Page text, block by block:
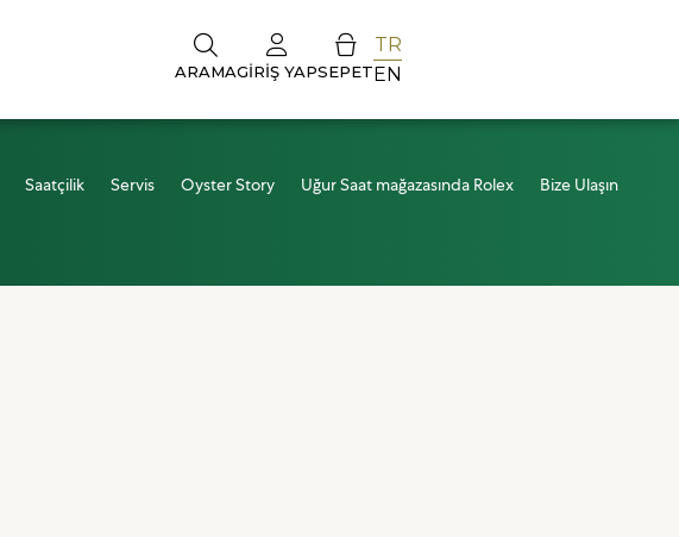
ARAMAGIRIŞ YAPSEPET
TR
EN
Saatçilik Servis Oyster Story Uğur Saat mağazasında Rolex Bize Ulaşın